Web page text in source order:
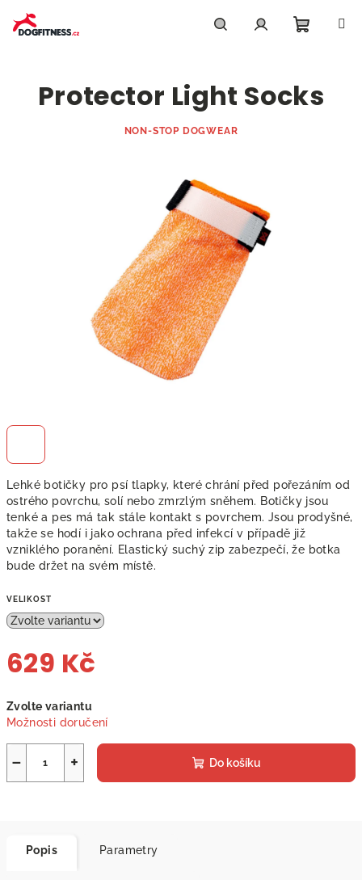
obsah
košík
Lehké botičky pro psí tlapky, které chrání před pořezáním od
ostrého povrchu, solí nebo zmrzlým sněhem. Botičky jsou
tenké a pes má tak stále kontakt s povrchem. Jsou prodyšné,
takže se hodí i jako ochrana před infekcí v případě již
vzniklého poranění. Elastický suchý zip zabezpečí, že botka
bude držet na svém místě.
VELIKOST
629 Kč
cena:
Zvolte variantu
Možnosti doručení
+
− Do košíku
Protector Light Socks
NON-STOP DOGWEAR
Popis Parametry